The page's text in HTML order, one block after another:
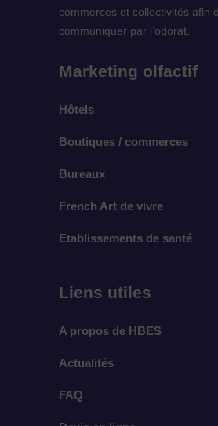
commerces et collectivités afin
communiquer par l’odorat.
Marketing olfactif
Hôtels
Boutiques / commerces
Bureaux
French Art de vivre
Etablissements de santé
Liens utiles
A propos de HBES
Actualités
FAQ